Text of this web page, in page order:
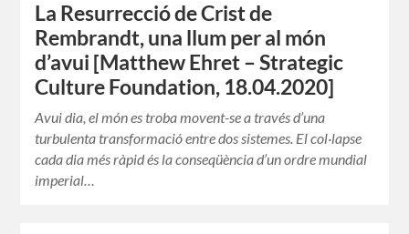
La Resurrecció de Crist de
Rembrandt, una llum per al món
d’avui [Matthew Ehret – Strategic
Culture Foundation, 18.04.2020]
Avui dia, el món es troba movent-se a través d’una
turbulenta transformació entre dos sistemes. El col·lapse
cada dia més ràpid és la conseqüència d’un ordre mundial
imperial…